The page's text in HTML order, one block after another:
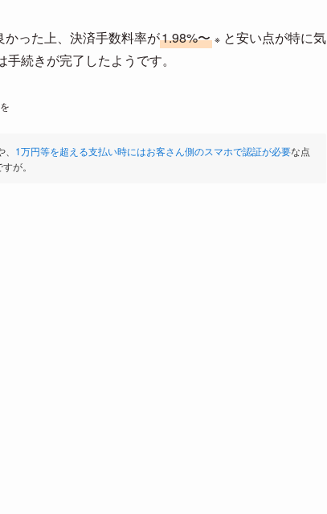
った上、決済手数料率が1.98%〜 ※ と安い点が特に気
続きが完了したようです。
1万円等を超える支払い時にはお客さん側のスマホで認証が必要な点
が。